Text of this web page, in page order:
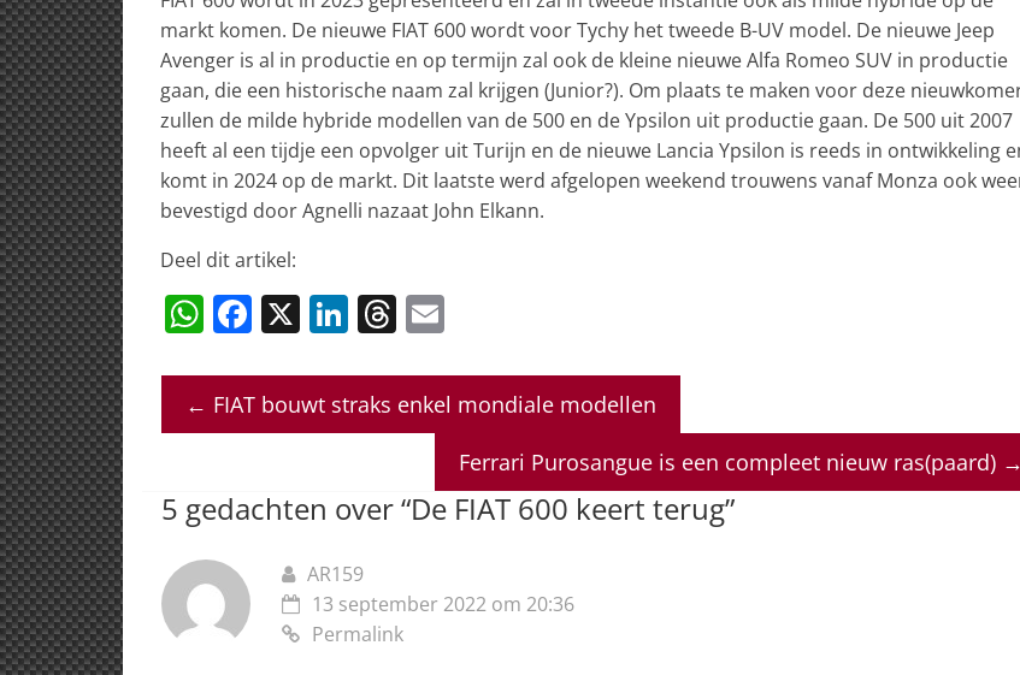
markt komen. De nieuwe FIAT 600 wordt voor Tychy het tweede B-UV model. De nieuwe Jeep
Avenger is al in productie en op termijn zal ook de kleine nieuwe Alfa Romeo SUV in productie
gaan, die een historische naam zal krijgen (Junior?). Om plaats te maken voor deze
zullen de milde hybride modellen van de 500 en de Ypsilon uit productie gaan. De 500 uit 2007
heeft al een tijdje een opvolger uit Turijn en de nieuwe Lancia Ypsilon is reeds in ontwikkeling
komt in 2024 op de markt. Dit laatste werd afgelopen weekend trouwens vanaf Monza ook
bevestigd door Agnelli nazaat John Elkann.
Deel dit artikel:
W
at
s
p
F
c
e
o
X Li
k
e
n
T
re
a
s
ai
l
← FIAT bouwt straks enkel mondiale modellen
Ferrari Purosangue is een compleet nieuw ras(paard) →
5 gedachten over “De FIAT 600 keert terug”
AR159
13 september 2022 om 20:36
Permalink